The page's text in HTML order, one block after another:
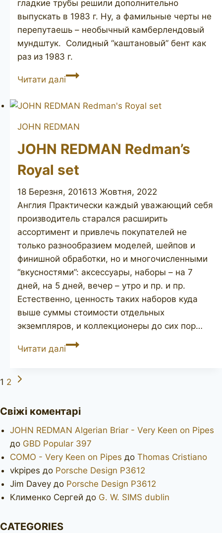
гладкие трубы решили дополнительно
выпускать в 1983 г. Ну, а фамильные черты не
перепутаешь – необычный камберлендовый
мундштук. Солидный “каштановый” бент как
раз из 1983 г.
Читати даліDUNHILL
41022
JOHN REDMAN
JOHN REDMAN Redman’s
Royal set
18 Березня, 201613 Жовтня, 2022
Англия Практически каждый уважающий себя
производитель старался расширить
ассортимент и привлечь покупателей не
только разнообразием моделей, шейпов и
финишной обработки, но и многочисленными
“вкусностями”: аксессуары, наборы – на 7
дней, на 5 дней, вечер – утро и пр. и пр.
Естественно, ценность таких наборов куда
выше суммы стоимости отдельных
экземпляров, и коллекционеры до сих пор…
Читати даліJOHN
Навігація
за
сторінками
1 2
Наступна
Свіжі коментарі
JOHN REDMAN Algerian Briar - Very Keen on Pipes
до GBD Popular 397
COMO - Very Keen on Pipes до Thomas Cristiano
vkpipes до Porsche Design P3612
Jim Davey до Porsche Design P3612
Клименко Сергей до G. W. SIMS dublin
CATEGORIES